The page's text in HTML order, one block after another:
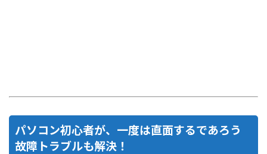
パソコン初心者が、一度は直面するであろう
故障トラブルも解決！